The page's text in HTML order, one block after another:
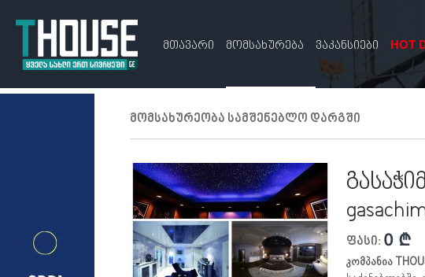
მთავარი მომსახურება ვაკანსიები HOT
მომსახურეობა სამშენებლო დარგში
ფასი: 0 ¢
კომპანია